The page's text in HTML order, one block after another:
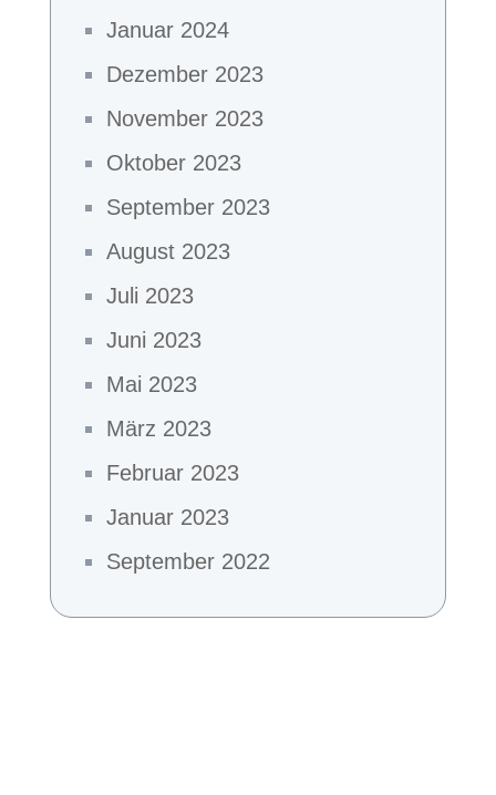
Januar 2024
Dezember 2023
November 2023
Oktober 2023
September 2023
August 2023
Juli 2023
Juni 2023
Mai 2023
März 2023
Februar 2023
Januar 2023
September 2022